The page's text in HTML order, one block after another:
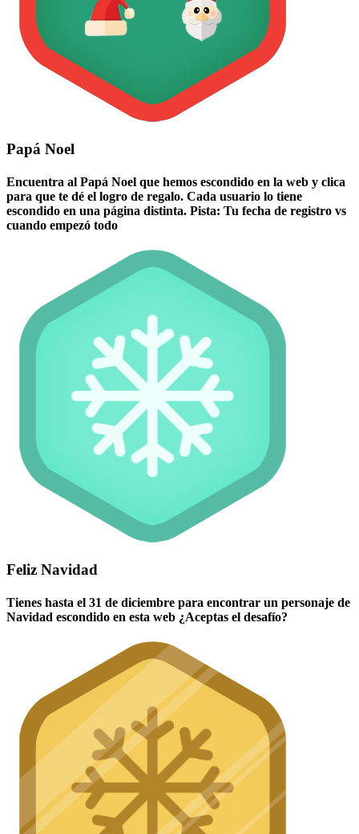
Papá Noel
Encuentra al Papá Noel que hemos escondido en la web y clica
para que te dé el logro de regalo. Cada usuario lo tiene
escondido en una página distinta. Pista: Tu fecha de registro vs
cuando empezó todo
Feliz Navidad
Tienes hasta el 31 de diciembre para encontrar un personaje de
Navidad escondido en esta web ¿Aceptas el desafío?